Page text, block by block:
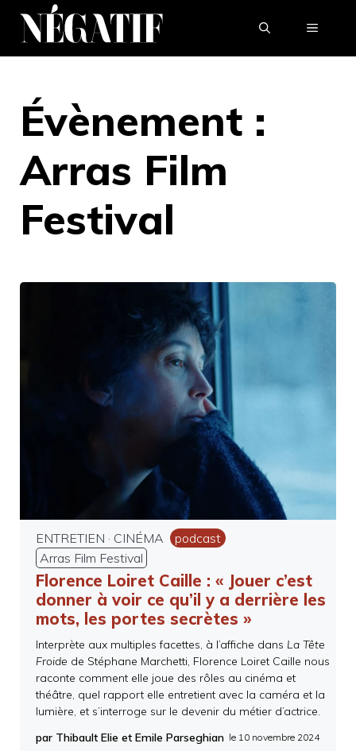
Aller
contenu
MENU
Évènement :
Arras Film
Festival
ENTRETIEN · CINÉMA
podcast
Arras Film Festival
Florence Loiret Caille : « Jouer c’est
donner à voir ce qu’il y a derrière les
mots, les portes secrètes »
Interprète aux multiples facettes, à l’affiche dans La Tête
Froide de Stéphane Marchetti, Florence Loiret Caille nous
raconte comment elle joue des rôles au cinéma et
théâtre, quel rapport elle entretient avec la caméra et la
lumière, et s’interroge sur le devenir du métier d’actrice.
par Thibault Elie et Emile Parseghian le 10 novembre 2024